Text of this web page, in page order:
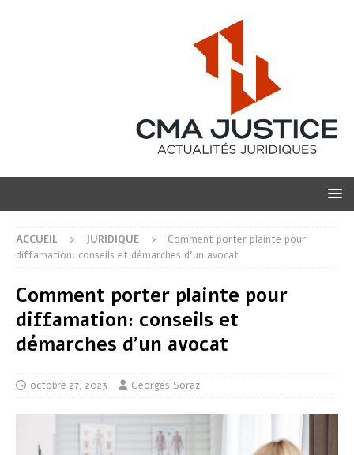
ACCUEIL JURIDIQUE
Comment porter plainte pour
diffamation: conseils et démarches d’un avocat
Comment porter plainte pour
diffamation: conseils et
démarches d’un avocat
octobre 27, 2023 Georges Soraz